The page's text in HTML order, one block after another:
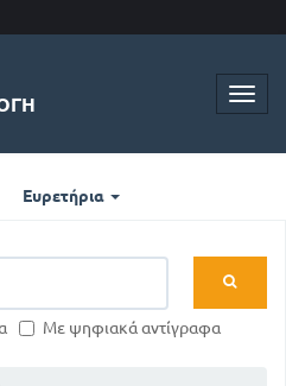
Ευρετήρια
Με ψηφιακά αντίγραφα